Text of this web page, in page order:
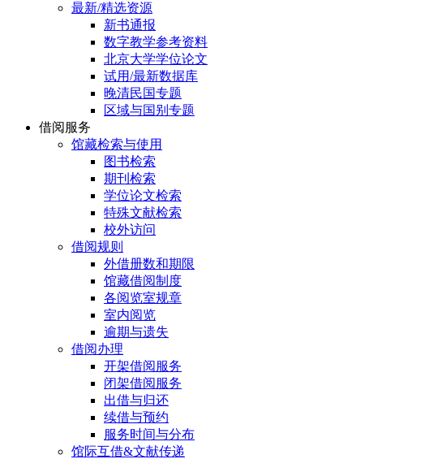
最新/精选资源
新书通报
数字教学参考资料
北京大学学位论文
试用/最新数据库
晚清民国专题
区域与国别专题
借阅服务
馆藏检索与使用
图书检索
期刊检索
学位论文检索
特殊文献检索
校外访问
借阅规则
外借册数和期限
馆藏借阅制度
各阅览室规章
室内阅览
逾期与遗失
借阅办理
开架借阅服务
闭架借阅服务
出借与归还
续借与预约
服务时间与分布
馆际互借&文献传递